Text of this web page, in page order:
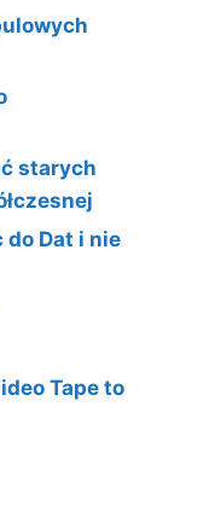
starych
do Dat i nie
Tape to